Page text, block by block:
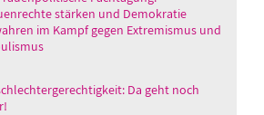
stärken und Demokratie
im Kampf gegen Extremismus und
Da geht noch